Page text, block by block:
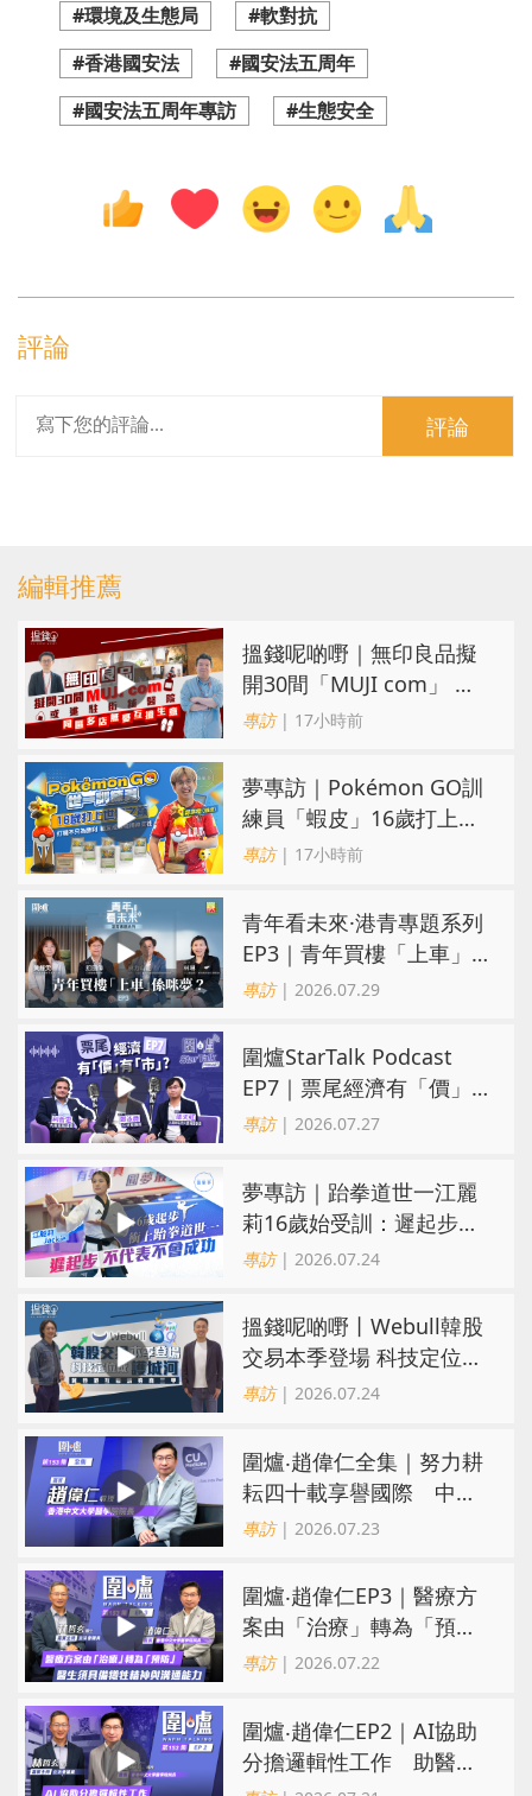
#環境及生態局
#軟對抗
#香港國安法
#國安法五周年
#國安法五周年專訪
#生態安全
評論
評論
編輯推薦
搵錢呢啲嘢｜無印良品擬
開30間「MUJI com」 或
進駐街舖醫院 同區多店無
專訪| 17小時前
夢專訪｜Pokémon GO訓
練員「蝦皮」16歲打上世
界第一！戰友成最強後盾
專訪| 17小時前
青年看未來·港青專題系列
EP3｜青年買樓「上車」
係咪夢？ 觀念改變居住選
專訪| 2026.07.29
圍爐StarTalk Podcast
EP7｜票尾經濟有「價」
有「市」？「短期流量」
專訪| 2026.07.27
夢專訪｜跆拳道世一江麗
莉16歲始受訓：遲起步不
代表不會成功
專訪| 2026.07.24
搵錢呢啲嘢丨Webull韓股
交易本季登場 科技定位成
護城河 冀登港互聯網券商
專訪| 2026.07.24
圍爐‧趙偉仁全集｜努力耕
耘四十載享譽國際 中大
醫學院致力醫療創科造福
專訪| 2026.07.23
圍爐‧趙偉仁EP3｜醫療方
案由「治療」轉為「預
防」 醫生須具備犧牲精神
專訪| 2026.07.22
圍爐‧趙偉仁EP2｜AI協助
分擔邏輯性工作 助醫生